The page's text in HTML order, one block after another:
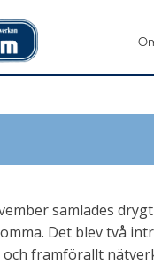
samlades
Det blev två
framförallt